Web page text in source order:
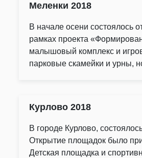
Меленки 2018
В начале осени состоялось
рамках проекта
малышовый комплекс и
парковые скамейки и урны,
Курлово 2018
В городе Курлово,
Открытие площадок было
Детская площадка и